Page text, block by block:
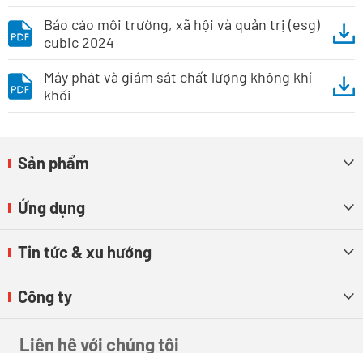
Báo cáo môi trường, xã hội và quản trị (esg)
cubic 2024
Máy phát và giám sát chất lượng không khí
khối
Sản phẩm 
Ứng dụng 
Tin tức & xu hướng 
Công ty 
Liên hệ với chúng tôi